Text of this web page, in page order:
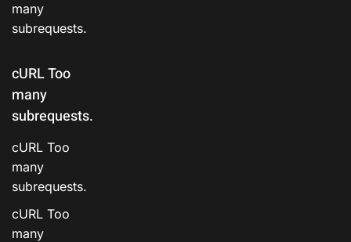
many
subrequests.
cURL Too
many
subrequests.
cURL Too
many
subrequests.
cURL Too
many